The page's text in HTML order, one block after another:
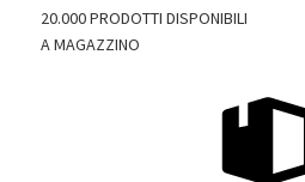
20.000 PRODOTTI DISPONIBILI
A MAGAZZINO